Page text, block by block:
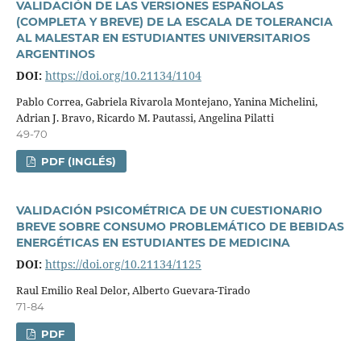
VALIDACIÓN DE LAS VERSIONES ESPAÑOLAS
(COMPLETA Y BREVE) DE LA ESCALA DE TOLERANCIA
AL MALESTAR EN ESTUDIANTES UNIVERSITARIOS
ARGENTINOS
DOI: https://doi.org/10.21134/1104
Pablo Correa, Gabriela Rivarola Montejano, Yanina Michelini,
Adrian J. Bravo, Ricardo M. Pautassi, Angelina Pilatti
49-70
PDF (INGLÉS)
VALIDACIÓN PSICOMÉTRICA DE UN CUESTIONARIO
BREVE SOBRE CONSUMO PROBLEMÁTICO DE BEBIDAS
ENERGÉTICAS EN ESTUDIANTES DE MEDICINA
DOI: https://doi.org/10.21134/1125
Raul Emilio Real Delor, Alberto Guevara-Tirado
71-84
PDF